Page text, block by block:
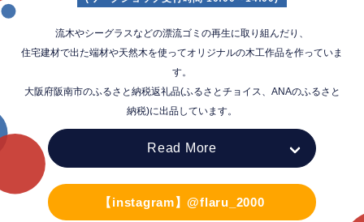
流木やシーグラスなどの漂流ゴミの再生に取り組んだり、
住宅建材で出た端材や天然木を使ってオリジナルの木工作品を作っていま
す。
大阪府阪南市のふるさと納税返礼品(ふるさとチョイス、ANAのふるさと
納税)に出品しています。
Read More
【instagram】@flaru_2000